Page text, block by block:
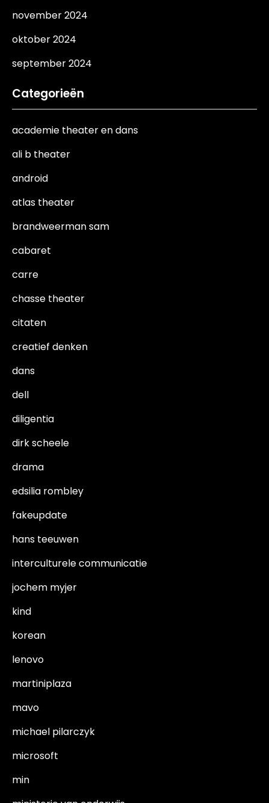
november 2024
oktober 2024
september 2024
Categorieën
academie theater en dans
ali b theater
android
atlas theater
brandweerman sam
cabaret
carre
chasse theater
citaten
creatief denken
dans
dell
diligentia
dirk scheele
drama
edsilia rombley
fakeupdate
hans teeuwen
interculturele communicatie
jochem myjer
kind
korean
lenovo
martiniplaza
mavo
michael pilarczyk
microsoft
min